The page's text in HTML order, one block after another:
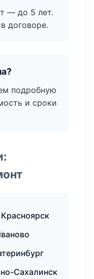
— до 5 лет.
договоре.
подробную
и сроки
Сахалинск